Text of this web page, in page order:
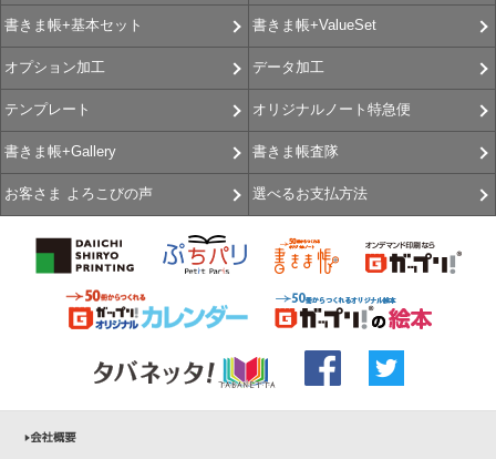
書きま帳+基本セット 書きま帳+ValueSet
オプション加工 データ加工
テンプレート オリジナルノート特急便
書きま帳+Gallery 書きま帳査隊
お客さま よろこびの声 選べるお支払方法